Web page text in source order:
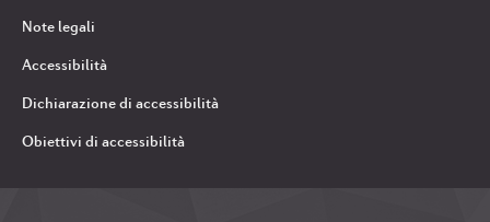
Note legali
Accessibilità
Dichiarazione di accessibilità
Obiettivi di accessibilità